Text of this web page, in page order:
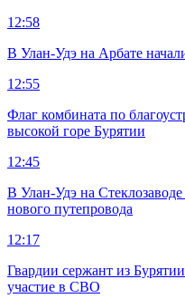
12:58
В Улан-Удэ на Арбате
12:55
Флаг комбината по
высокой горе Бурятии
12:45
В Улан-Удэ на
нового путепровода
12:17
Гвардии сержант из
участие в СВО